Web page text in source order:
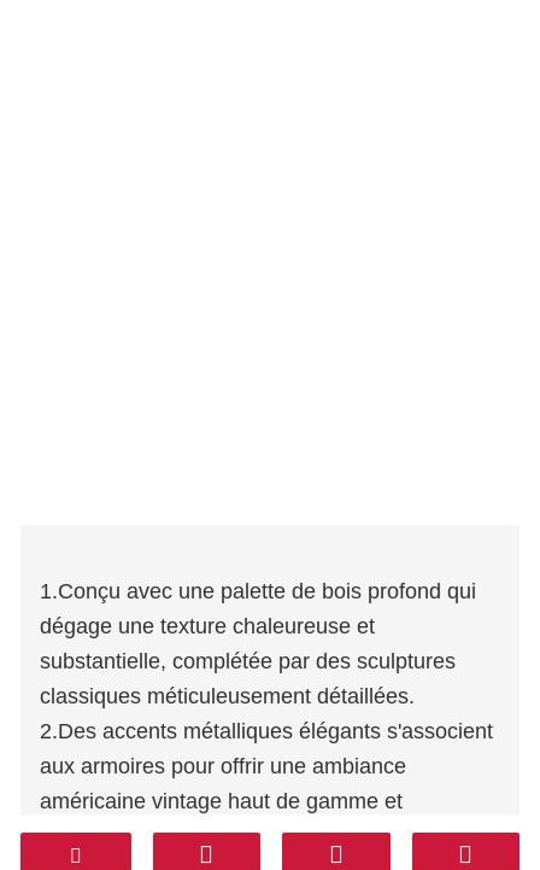
1.Conçu avec une palette de bois profond qui
dégage une texture chaleureuse et
substantielle, complétée par des sculptures
classiques méticuleusement détaillées.
2.Des accents métalliques élégants s'associent
aux armoires pour offrir une ambiance
américaine vintage haut de gamme et
imposante pour les demeures modernes.